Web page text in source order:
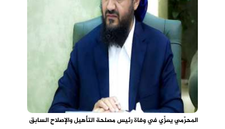
المحرّمي يعزِّي في وفاة رئيس مصلحة التأهيل والإصلاح السابق